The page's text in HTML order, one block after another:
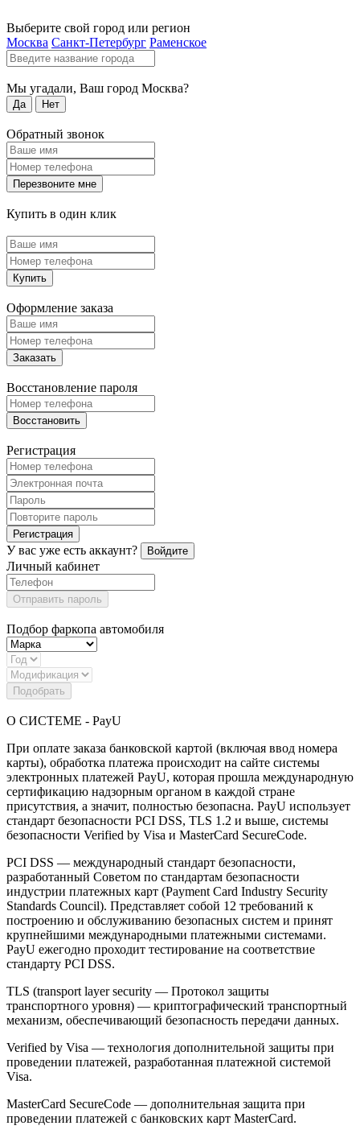
Выберите свой город или регион
Москва Санкт-Петербург Раменское
Мы угадали, Ваш город Москва?
Да Нет
Обратный звонок
Перезвоните мне
Купить в один клик
Купить
Оформление заказа
Заказать
Восстановление пароля
Восстановить
Регистрация
Регистрация
У вас уже есть аккаунт? Войдите
Личный кабинет
Отправить пароль
Подбор фаркопа автомобиля
Подобрать
О СИСТЕМЕ - PayU
При оплате заказа банковской картой (включая ввод номера
карты), обработка платежа происходит на сайте системы
электронных платежей PayU, которая прошла международную
сертификацию надзорным органом в каждой стране
присутствия, а значит, полностью безопасна. PayU использует
стандарт безопасности PCI DSS, TLS 1.2 и выше, системы
безопасности Verified by Visa и MasterCard SecureCode.
PCI DSS — международный стандарт безопасности,
разработанный Советом по стандартам безопасности
индустрии платежных карт (Payment Card Industry Security
Standards Council). Представляет собой 12 требований к
построению и обслуживанию безопасных систем и принят
крупнейшими международными платежными системами.
PayU ежегодно проходит тестирование на соответствие
стандарту PCI DSS.
TLS (transport layer security — Протокол защиты
транспортного уровня) — криптографический транспортный
механизм, обеспечивающий безопасность передачи данных.
Verified by Visa — технология дополнительной защиты при
проведении платежей, разработанная платежной системой
Visa.
MasterCard SecureCode — дополнительная защита при
проведении платежей с банковских карт MasterCard.